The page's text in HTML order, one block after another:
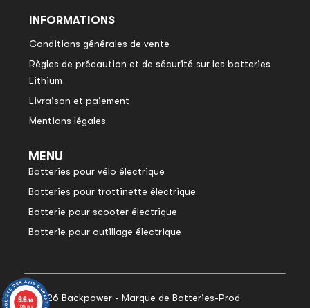
INFORMATIONS
Conditions générales de vente
Règles de précaution et de sécurité sur les batteries
Lithium
Livraison et paiement
Mentions légales
MENU
Batteries pour vélo électrique
Batteries pour trottinette électrique
Batterie pour scooter électrique
Batterie pour outillage électrique
© 2026 Backpower - Marque de Batteries-Prod
9.6/10
1049 avis
9.6/10
1049 avis